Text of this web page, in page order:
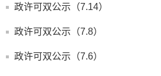
政许可双公示（7.14）
政许可双公示（7.8）
政许可双公示（7.6）